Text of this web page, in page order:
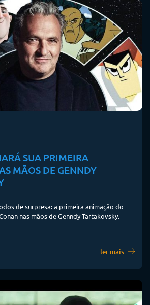
SUA PRIMEIRA
MÃOS DE GENNDY
de surpresa: a primeira animação do
nas mãos de Genndy Tartakovsky.
ler mais